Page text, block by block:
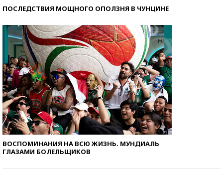
ПОСЛЕДСТВИЯ МОЩНОГО ОПОЛЗНЯ В ЧУНЦИНЕ
ВОСПОМИНАНИЯ НА ВСЮ ЖИЗНЬ. МУНДИАЛЬ
ГЛАЗАМИ БОЛЕЛЬЩИКОВ